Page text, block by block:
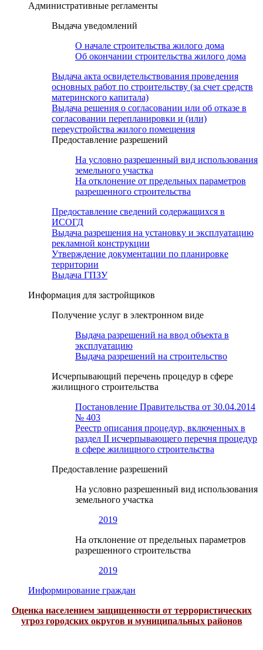
Административные регламенты
Выдача уведомлений
О начале строительства жилого дома
Об окончании строительства жилого дома
Выдача акта освидетельствования проведения
основных работ по строительству (за счет средств
материнского капитала)
Выдача решения о согласовании или об отказе в
согласовании перепланировки и (или)
переустройства жилого помещения
Предоставление разрешений
На условно разрешенный вид использования
земельного участка
На отклонение от предельных параметров
разрешенного строительства
Предоставление сведений содержащихся в
ИСОГД
Выдача разрешения на установку и эксплуатацию
рекламной конструкции
Утверждение документации по планировке
территории
Выдача ГПЗУ
Информация для застройщиков
Получение услуг в электронном виде
Выдача разрешений на ввод объекта в
эксплуатацию
Выдача разрешений на строительство
Исчерпывающий перечень процедур в сфере
жилищного строительства
Постановление Правительства от 30.04.2014
№ 403
Реестр описания процедур, включенных в
раздел II исчерпывающего перечня процедур
в сфере жилищного строительства
Предоставление разрешений
На условно разрешенный вид использования
земельного участка
2019
На отклонение от предельных параметров
разрешенного строительства
2019
Информирование граждан
Оценка населением защищенности от террористических
угроз городских округов и муниципальных районов